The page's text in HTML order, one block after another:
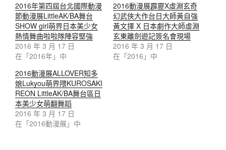
2016年第四屆台北國際動漫
節動漫展LittleAK/BA舞台
SHOW girl萌界日本美少女
熱情舞曲啦啦隊陣容堅強
2016 年 3 月 17 日
在「2016年」中
2016動漫展霹靂X虛淵玄奇
幻武俠大作台日大師黃自強
黃文擇 X 日本劇作大師虛淵
玄東離劍遊記簽名會現場
2016 年 3 月 17 日
在「2016」中
2016動漫展ALLOVER知多
娘Lukyou萌界隈KUROSAKI
REON LittleAK/BA舞台區日
本美少女萌翻舞蹈
2016 年 3 月 17 日
在「2016動漫展」中